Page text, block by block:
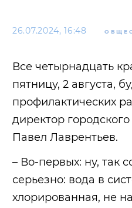
26.07.2024, 16:48
Все четырнадцать
пятницу, 2 августа,
профилактических
директор
Павел Лаврентьев.
– Во-первых: ну, так
серьезно: вода в
хлорированная, не